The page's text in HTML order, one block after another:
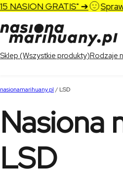
GRATIS" ➔ Sprawdź
Sklep (Wszystkie produkty)Rodzaje
nasionamarihuany.pl / LSD
Nasiona
LSD